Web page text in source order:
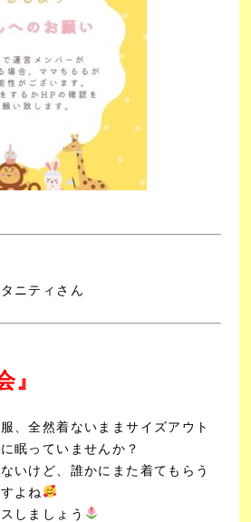
ニティさん
』
、全然着ないままサイズアウト
眠っていませんか？
いけど、誰かにまた着てもらう
よね
しましょう